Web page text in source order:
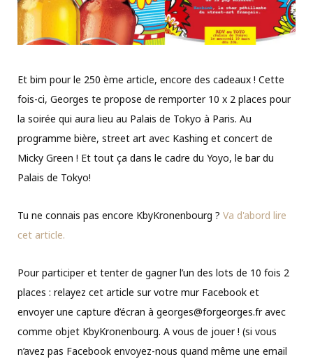
Et bim pour le 250 ème article, encore des cadeaux ! Cette
fois-ci, Georges te propose de remporter 10 x 2 places pour
la soirée qui aura lieu au Palais de Tokyo à Paris. Au
programme bière, street art avec Kashing et concert de
Micky Green ! Et tout ça dans le cadre du Yoyo, le bar du
Palais de Tokyo!
Tu ne connais pas encore KbyKronenbourg ? Va d'abord lire
cet article.
Pour participer et tenter de gagner l’un des lots de 10 fois 2
places : relayez cet article sur votre mur Facebook et
envoyer une capture d’écran à georges@forgeorges.fr avec
comme objet KbyKronenbourg. A vous de jouer ! (si vous
n’avez pas Facebook envoyez-nous quand même une email